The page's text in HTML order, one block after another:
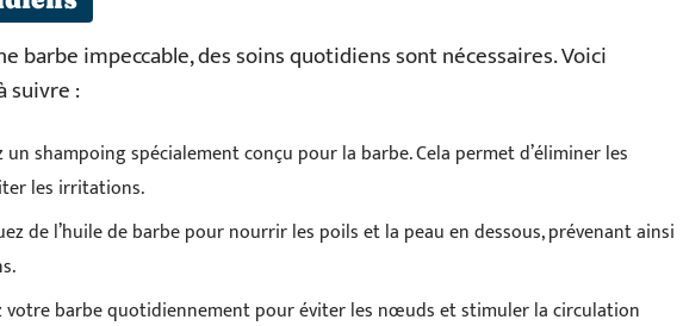
barbe impeccable, des soins quotidiens sont nécessaires. Voici
suivre :
shampoing spécialement conçu pour la barbe. Cela permet d’éliminer les
les irritations.
de l’huile de barbe pour nourrir les poils et la peau en dessous, prévenant ainsi
votre barbe quotidiennement pour éviter les nœuds et stimuler la circulation